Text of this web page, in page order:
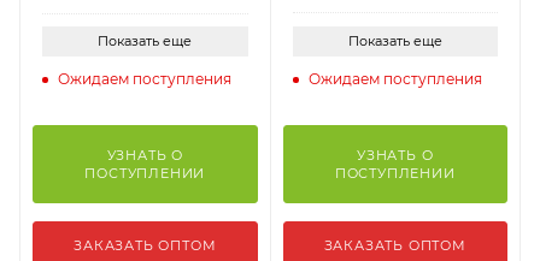
Показать еще
Ожидаем поступления
УЗНАТЬ О
ПОСТУПЛЕНИИ
ЗАКАЗАТЬ ОПТОМ
Показать еще
Ожидаем поступления
УЗНАТЬ О
ПОСТУПЛЕНИИ
ЗАКАЗАТЬ ОПТОМ